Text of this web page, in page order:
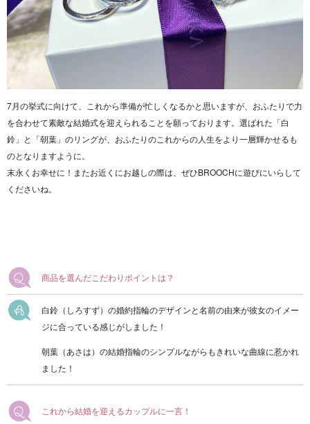
7月の挙式に向けて、これから準備が忙しくなるかと思いますが、おふたりで力
を合わせて素敵な結婚式を迎えられることを願っております。選ばれた「白
鈴」と「朝葉」のリングが、おふたりのこれからの人生をより一層輝かせるも
のとなりますように。
末永くお幸せに！またお近くにお越しの際は、ぜひBROOCHに遊びにいらして
くださいね。
商品を選んだこだわりポイントは？
白鈴（しろすず）の婚約指輪のデザインと名前の由来が彼女のイメー
ジに合っている感じがしました！
朝葉（あさは）の結婚指輪のシンプルながらもきれいな曲線に惹かれ
ました！
これから結婚を迎えるカップルに一言！